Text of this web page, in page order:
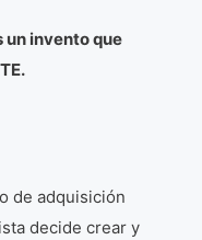
2019
invento que
de adquisición
decide crear y